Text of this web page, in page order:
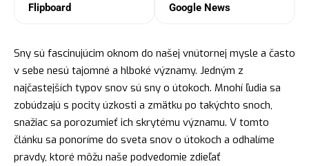
Flipboard Google News
Sny sú fascinujúcim oknom do našej vnútornej mysle a často
v sebe nesú tajomné a hlboké významy. Jedným z
najčastejších typov snov sú sny o útokoch. Mnohí ľudia sa
zobúdzajú s pocity úzkosti a zmätku po takýchto snoch,
snažiac sa porozumieť ich skrytému významu. V tomto
článku sa ponoríme do sveta snov o útokoch a odhalíme
pravdy, ktoré môžu naše podvedomie zdieľať